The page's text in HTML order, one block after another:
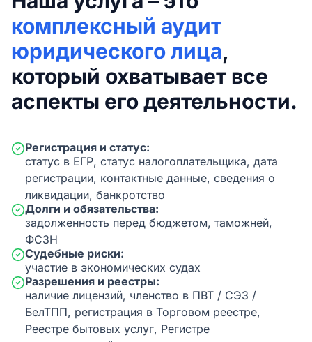
комплексный аудит
юридического лица,
который охватывает все
аспекты его деятельности.
Регистрация и статус:
статус в ЕГР, статус налогоплательщика, дата
регистрации, контактные данные, сведения о
ликвидации, банкротство
Долги и обязательства:
задолженность перед бюджетом, таможней,
ФСЗН
Судебные риски:
участие в экономических судах
Разрешения и реестры:
наличие лицензий, членство в ПВТ / СЭЗ /
БелТПП, регистрация в Торговом реестре,
Реестре бытовых услуг, Регистре